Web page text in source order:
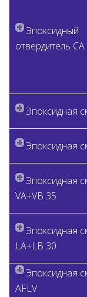
Эпоксидный
отвердитель
Эпоксидная
Эпоксидная
Эпоксидная
VA+VB 35
Эпоксидная
LA+LB 30
Эпоксидная
AFLV